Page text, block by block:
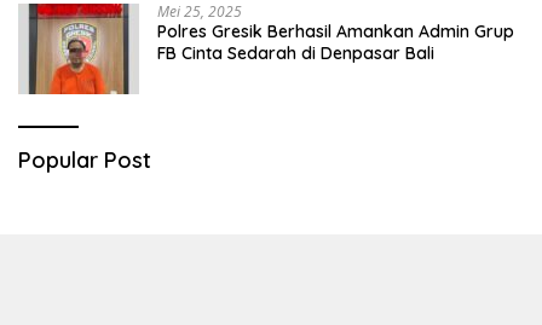
Mei 25, 2025
Polres Gresik Berhasil Amankan Admin Grup
FB Cinta Sedarah di Denpasar Bali
Popular Post